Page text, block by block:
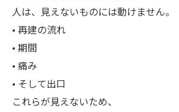
人は、見えないものには動けません。
• 再建の流れ
• 期間
• 痛み
• そして出口
これらが見えないため、